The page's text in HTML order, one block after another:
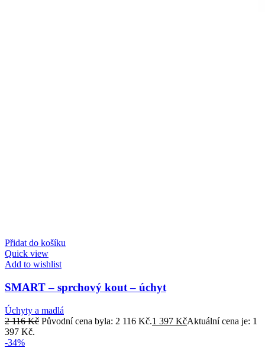
Přidat do košíku
Quick view
Add to wishlist
SMART – sprchový kout – úchyt
Úchyty a madlá
2 116Kč Původní cena byla: 2 116 Kč.1 397 KčAktuální cena je: 1
397 Kč.
-34%